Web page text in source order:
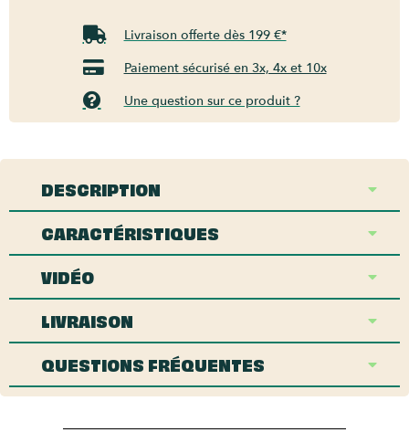
Livraison offerte dès 199 €*
Paiement sécurisé en 3x, 4x et 10x
Une question sur ce produit ?
DESCRIPTION
CARACTÉRISTIQUES
VIDÉO
LIVRAISON
QUESTIONS FRÉQUENTES